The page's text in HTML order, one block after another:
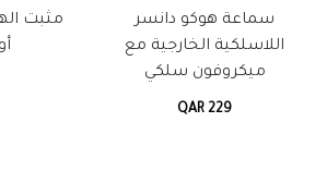
سماعة هوكو دانسر
اللاسلكية الخارجية مع
ميكروفون سلكي
QAR 229
مثبت